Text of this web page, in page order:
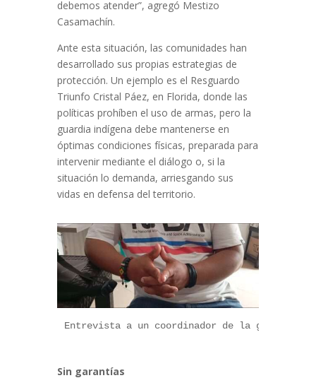
debemos atender”, agregó Mestizo
Casamachín.
Ante esta situación, las comunidades han
desarrollado sus propias estrategias de
protección. Un ejemplo es el Resguardo
Triunfo Cristal Páez, en Florida, donde las
políticas prohíben el uso de armas, pero la
guardia indígena debe mantenerse en
óptimas condiciones físicas, preparada para
intervenir mediante el diálogo o, si la
situación lo demanda, arriesgando sus
vidas en defensa del territorio.
Entrevista a un coordinador de la guardia
Sin garantías